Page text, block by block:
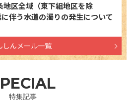
地区全域（東下組地区を除
伴う水道の濁りの発生について
しんメール一覧
SPECIAL
特集記事